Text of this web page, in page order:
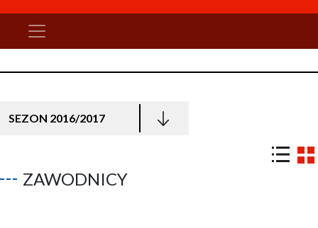
SEZON 2016/2017
ZAWODNICY